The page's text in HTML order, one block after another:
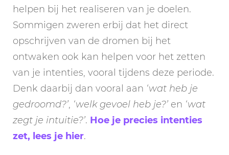
helpen bij het realiseren van je doelen.
Sommigen zweren erbij dat het direct
opschrijven van de dromen bij het
ontwaken ook kan helpen voor het zetten
van je intenties, vooral tijdens deze periode.
Denk daarbij dan vooral aan ‘wat heb je
gedroomd?’, ‘welk gevoel heb je?’ en ‘wat
zegt je intuitie?’. Hoe je precies intenties
zet, lees je hier.